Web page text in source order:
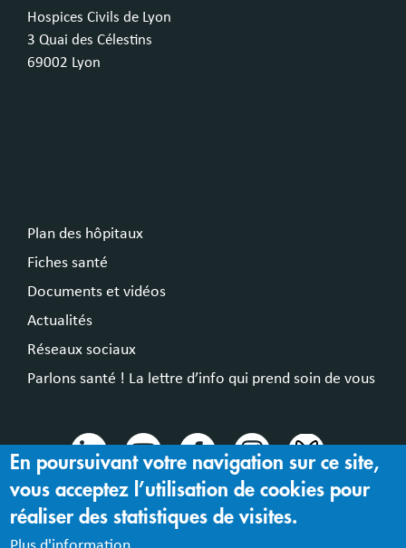
Hospices Civils de Lyon
3 Quai des Célestins
69002 Lyon
Plan des hôpitaux
Fiches santé
Documents et vidéos
Actualités
Réseaux sociaux
Parlons santé ! La lettre d’info qui prend soin de vous
Mentions légales |
Accessibilité : partiellement conforme
En poursuivant votre navigation sur ce site,
vous acceptez l’utilisation de cookies pour
réaliser des statistiques de visites.